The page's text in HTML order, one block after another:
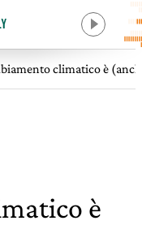
climatico è
è